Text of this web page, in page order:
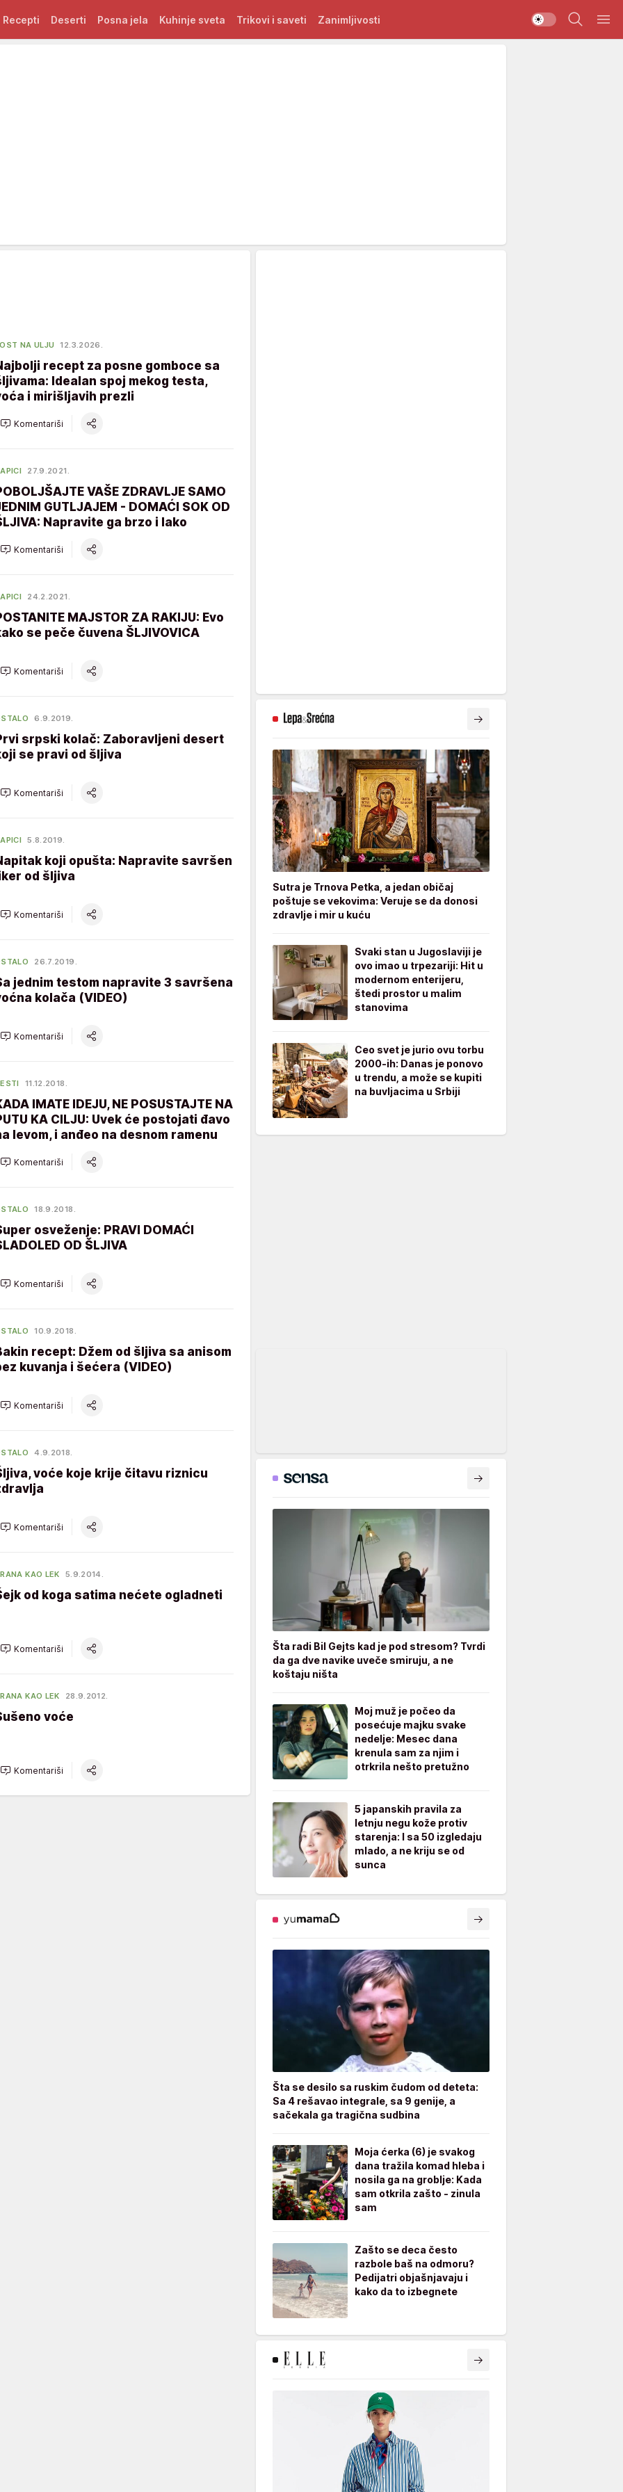
Recepti Deserti Posna jela Kuhinje sveta Trikovi i saveti Zanimljivosti
NA ULJU 12.3.2026.
recept za posne gomboce sa
Idealan spoj mekog testa,
i mirišljavih prezli
Komentariši
27.9.2021.
VAŠE ZDRAVLJE SAMO
GUTLJAJEM - DOMAĆI SOK OD
Napravite ga brzo i lako
Komentariši
24.2.2021.
MAJSTOR ZA RAKIJU: Evo
se peče čuvena ŠLJIVOVICA
Komentariši
6.9.2019.
srpski kolač: Zaboravljeni desert
se pravi od šljiva
Komentariši
5.8.2019.
koji opušta: Napravite savršen
od šljiva
Komentariši
26.7.2019.
jednim testom napravite 3 savršena
kolača (VIDEO)
Komentariši
11.12.2018.
IMATE IDEJU, NE POSUSTAJTE NA
KA CILJU: Uvek će postojati đavo
levom, i anđeo na desnom ramenu
Komentariši
18.9.2018.
osveženje: PRAVI DOMAĆI
OD ŠLJIVA
Komentariši
10.9.2018.
recept: Džem od šljiva sa anisom
kuvanja i šećera (VIDEO)
Komentariši
4.9.2018.
voće koje krije čitavu riznicu
Komentariši
KAO LEK 5.9.2014.
od koga satima nećete ogladneti
Komentariši
KAO LEK 28.9.2012.
voće
Komentariši
Sutra je Trnova Petka, a jedan običaj
poštuje se vekovima: Veruje se da donosi
zdravlje i mir u kuću
Svaki stan u Jugoslaviji je
ovo imao u trpezariji: Hit u
modernom enterijeru,
štedi prostor u malim
stanovima
Ceo svet je jurio ovu torbu
2000-ih: Danas je ponovo
u trendu, a može se kupiti
na buvljacima u Srbiji
Šta radi Bil Gejts kad je pod stresom? Tvrdi
da ga dve navike uveče smiruju, a ne
koštaju ništa
Moj muž je počeo da
posećuje majku svake
nedelje: Mesec dana
krenula sam za njim i
otrkrila nešto pretužno
5 japanskih pravila za
letnju negu kože protiv
starenja: I sa 50 izgledaju
mlado, a ne kriju se od
sunca
Šta se desilo sa ruskim čudom od deteta:
Sa 4 rešavao integrale, sa 9 genije, a
sačekala ga tragična sudbina
Moja ćerka (6) je svakog
dana tražila komad hleba i
nosila ga na groblje: Kada
sam otkrila zašto - zinula
sam
Zašto se deca često
razbole baš na odmoru?
Pedijatri objašnjavaju i
kako da to izbegnete